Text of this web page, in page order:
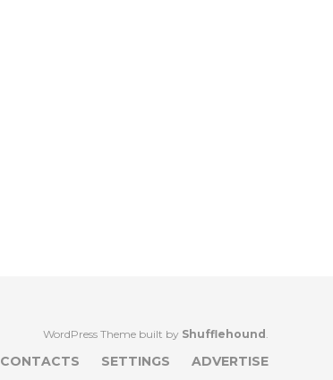
WordPress Theme built by Shufflehound .
CONTACTS SETTINGS ADVERTISE